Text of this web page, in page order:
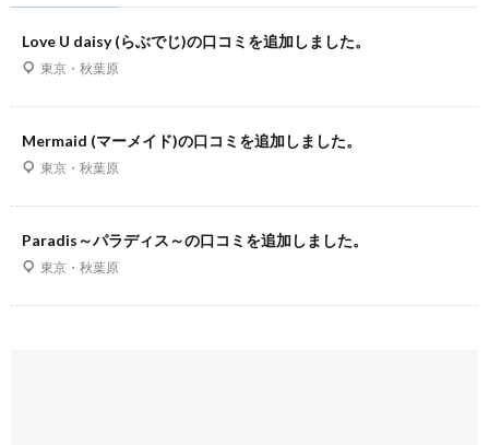
Love U daisy (らぶでじ)の口コミを追加しました。
東京・秋葉原
Mermaid (マーメイド)の口コミを追加しました。
東京・秋葉原
Paradis～パラディス～の口コミを追加しました。
東京・秋葉原